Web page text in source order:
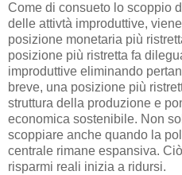
Come di consueto lo scoppio
delle attivtà improduttive,
posizione monetaria più
posizione più ristretta fa
improduttive eliminando
breve, una posizione più
struttura della produzione e
economica sostenibile. Non
scoppiare anche quando la
centrale rimane espansiva.
risparmi reali inizia a ridursi.